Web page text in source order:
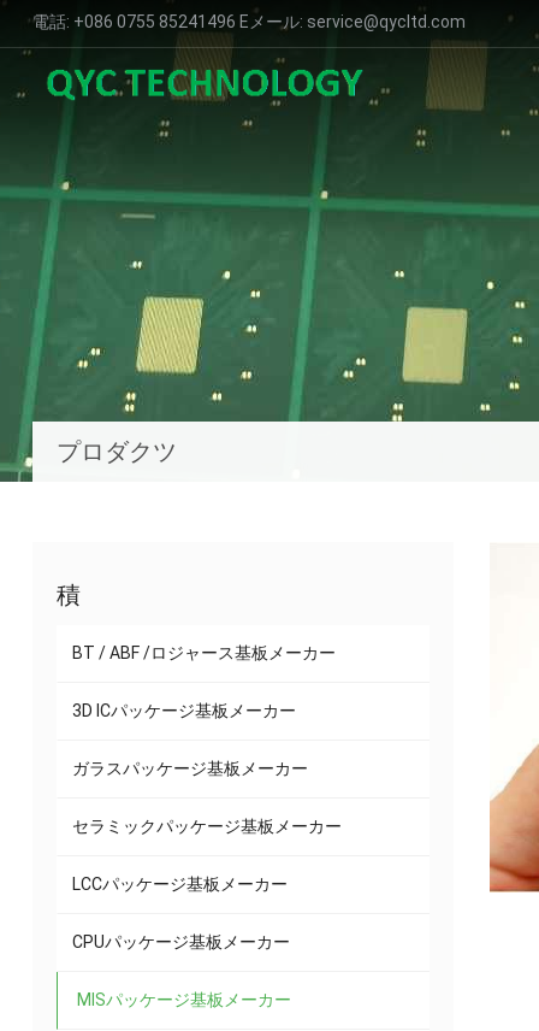
電話: +086 0755 85241496 Eメール: service@qycltd.com
プロダクツ
積
BT / ABF /ロジャース基板メーカー
3D ICパッケージ基板メーカー
ガラスパッケージ基板メーカー
セラミックパッケージ基板メーカー
LCCパッケージ基板メーカー
CPUパッケージ基板メーカー
MISパッケージ基板メーカー